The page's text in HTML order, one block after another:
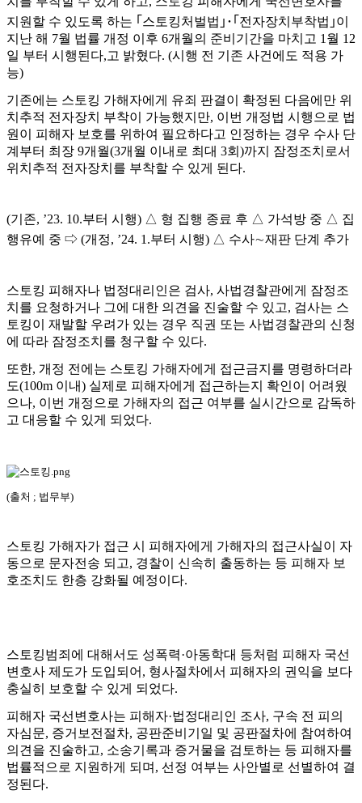
지원할 수 있도록 하는 ｢ 스토킹처벌법 ｣･｢ 전자장치부착법 ｣이
지난 해 7월 법률 개정 이후 6개월의 준비기간을 마치고 1 월 12
일 부터 시행된다,고 밝혔다. (시행 전 기존 사건에도 적용 가
능)
기존에는 스토킹 가해자에게 유죄 판결이 확정된 다음에만 위
치추적 전자장치 부착이 가능했지만, 이번 개정법 시행으로 법
원이 피해자 보호를 위하여 필요하다고 인정하는 경우 수사 단
계부터 최장 9개월(3개월 이내로 최대 3회 )까지 잠정조치로서
위치추적 전자장치를 부착할 수 있게 된다.
(기존, ’23. 10.부터 시행) △ 형 집행 종료 후 △ 가석방 중 △ 집
행유예 중 ⇨ (개정, ’24. 1.부터 시행) △ 수사∼재판 단계 추가
스토킹 피해자나 법정대리인은 검사, 사법경찰관에게 잠정조
치를 요청하거나 그에 대한 의견을 진술할 수 있고, 검사는 스
토킹이 재발할 우려가 있는 경우 직권 또는 사법경찰관의 신청
에 따라 잠정조치를 청구할 수 있다.
또한, 개정 전에는 스토킹 가해자에게 접근금지를 명령하더라
도(100m 이내) 실제로 피해자에게 접근하는지 확인이 어려웠
으나, 이번 개정으로 가해자의 접근 여부를 실시간으로 감독하
고 대응할 수 있게 되었다.
(출처 ; 법무부)
스토킹 가해자가 접근 시 피해자에게 가해자의 접근사실이 자
동으로 문자전송 되고, 경찰이 신속히 출동하는 등 피해자 보
호조치도 한층 강화될 예정이다.
스토킹범죄에 대해서도 성폭력·아동학대 등처럼 피해자 국선
변호사 제도가 도입되어 , 형사절차에서 피해자의 권익을 보다
충실히 보호할 수 있게 되었다.
피해자 국선변호사는 피해자·법정대리인 조사, 구속 전 피의
자심문, 증거보전절차, 공판준비기일 및 공판절차에 참여하여
의견을 진술하고, 소송기록과 증거물을 검토하는 등 피해자를
법률적으로 지원하게 되며 , 선정 여부는 사안별로 선별하여 결
정된다.